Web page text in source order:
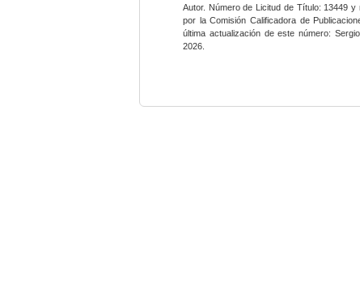
Autor. Número de Licitud de Título: 13449
por la Comisión Calificadora de
última actualización de este número:
2026.